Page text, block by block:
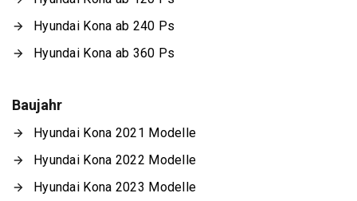
Hyundai Kona ab 240 Ps
Hyundai Kona ab 360 Ps
Baujahr
Hyundai Kona 2021 Modelle
Hyundai Kona 2022 Modelle
Hyundai Kona 2023 Modelle